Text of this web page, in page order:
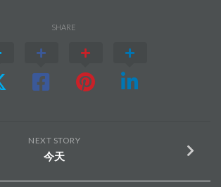
SHARE
NEXT STORY
今天